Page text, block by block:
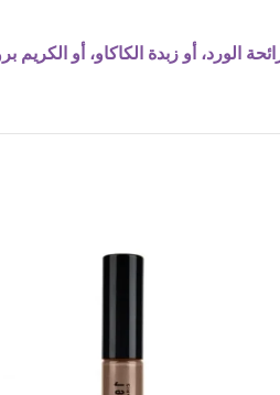
الورد، أو زبدة الكاكاو، أو الكريم